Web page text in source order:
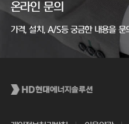
온라인 문의
가격, 설치, A/S등 궁금한 내용을 문